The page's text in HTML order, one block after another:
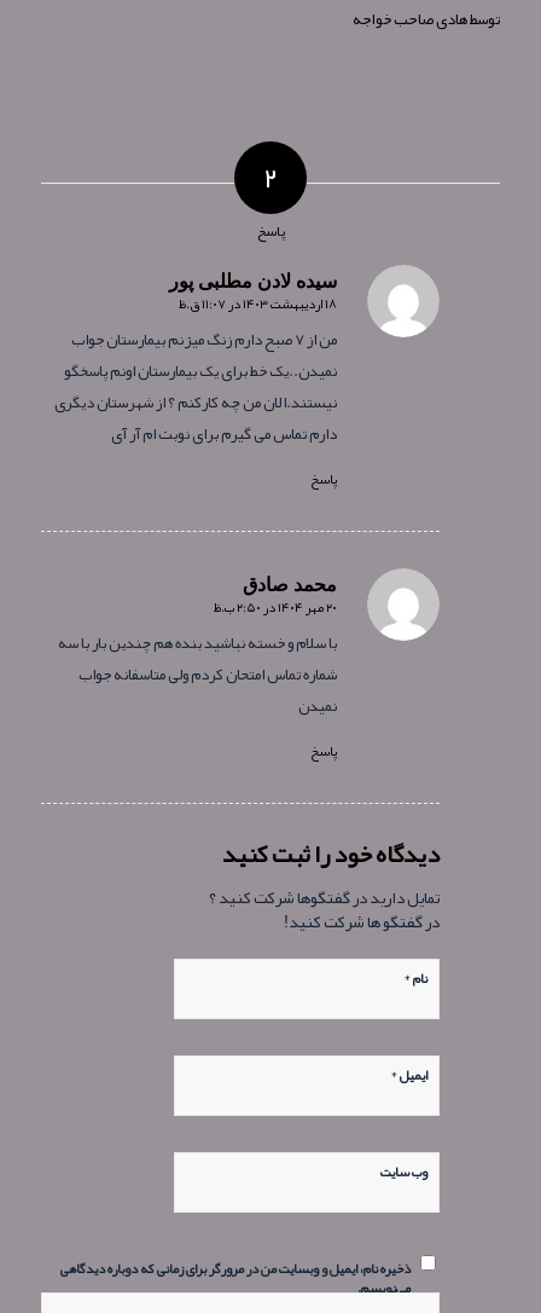
توسطهادی صاحب خواجه
۲
پاسخ
سیده لادن مطلبی پور
گفته:۱۸ اردیبهشت ۱۴۰۳ در ۱۱:۰۷ ق.ظ
من از ۷ صبح دارم زنگ میزنم بیمارستان جواب
نمیدن..یک خط برای یک بیمارستان اونم پاسخگو
نیستند.الان من چه کارکنم ؟ از شهرستان دیگری
دارم تماس می گیرم برای نوبت ام آر آی
پاسخ
محمد صادق
گفته:۲۰ مهر ۱۴۰۴ در ۲:۵۰ ب.ظ
با سلام و خسته نباشید بنده هم چندین بار با سه
شماره تماس امتحان کردم ولی متاسفانه جواب
نمیدن
پاسخ
دیدگاه خود را ثبت کنید
تمایل دارید در گفتگوها شرکت کنید ؟
در گفتگو ها شرکت کنید!
نام*
ایمیل*
وب‌ سایت
ذخیره نام، ایمیل و وبسایت من در مرورگر برای زمانی که دوباره دیدگاهی
می‌نویسم.